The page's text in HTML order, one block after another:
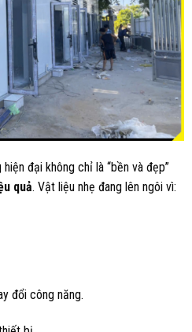
đại không chỉ là “bền và đẹp”
quả. Vật liệu nhẹ đang lên ngôi vì:
đổi công năng.